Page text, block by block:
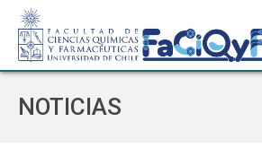
NOTICIAS